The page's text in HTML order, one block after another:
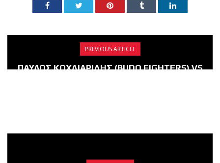
PREVIOUS ARTICLE
ΠΑΥΛΟΣ ΚΟΧΛΙΑΡΙΔΗΣ (BUDO FIGHTERS) VS